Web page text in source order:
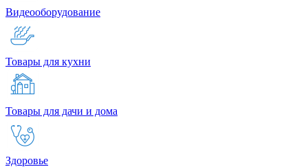
Видеооборудование
Товары для кухни
Товары для дачи и дома
Здоровье